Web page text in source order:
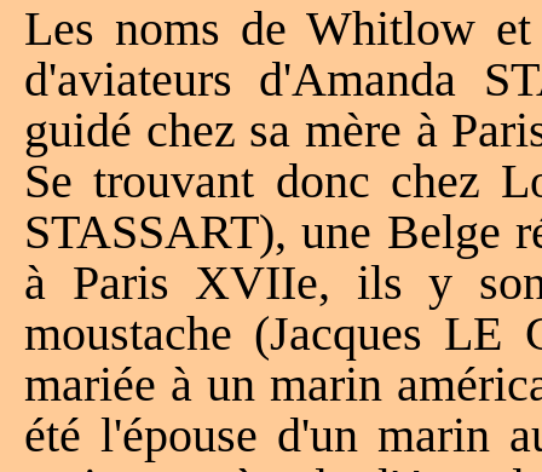
Les noms de Whitlow
d'aviateurs d'Amanda
guidé chez sa mère à
Se trouvant donc chez
STASSART), une Belge
à Paris XVIIe, ils y
moustache (Jacques
mariée à un marin
été l'épouse d'un marin